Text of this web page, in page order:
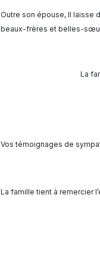
Outre son épouse, Il
beaux-frères et belles-
La
Vos témoignages de
La famille tient à remercier